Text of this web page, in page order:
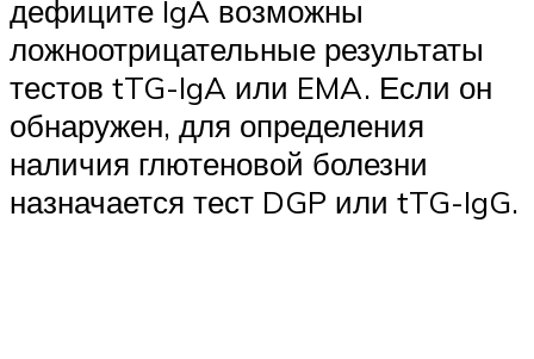
дефиците IgA возможны
ложноотрицательные результаты
тестов tTG-IgA или EMA. Если он
обнаружен, для определения
наличия глютеновой болезни
назначается тест DGP или tTG-IgG.